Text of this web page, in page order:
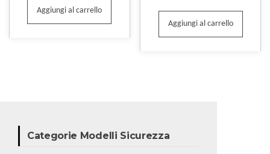
Aggiungi al carrello
Aggiungi al carrello
Categorie Modelli Sicurezza